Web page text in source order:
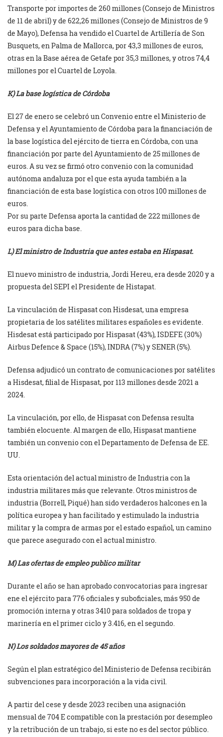
Transporte por importes de 260 millones (Consejo de Ministros
de 11 de abril) y de 622,26 millones (Consejo de Ministros de 9
de Mayo), Defensa ha vendido el Cuartel de Artillería de Son
Busquets, en Palma de Mallorca, por 43,3 millones de euros,
otras en la Base aérea de Getafe por 35,3 millones, y otros 74,4
millones por el Cuartel de Loyola.
K) La base logística de Córdoba
El 27 de enero se celebró un Convenio entre el Ministerio de
Defensa y el Ayuntamiento de Córdoba para la financiación de
la base logística del ejército de tierra en Córdoba, con una
financiación por parte del Ayuntamiento de 25 millones de
euros. A su vez se firmó otro convenio con la comunidad
autónoma andaluza por el que esta ayuda también a la
financiación de esta base logística con otros 100 millones de
euros.
Por su parte Defensa aporta la cantidad de 222 millones de
euros para dicha base.
L) El ministro de Industria que antes estaba en Hispasat.
El nuevo ministro de industria, Jordi Hereu, era desde 2020 y a
propuesta del SEPI el Presidente de Histapat.
La vinculación de Hispasat con Hisdesat, una empresa
propietaria de los satélites militares españoles es evidente.
Hisdesat está participado por Hispasat (43%), ISDEFE (30%)
Airbus Defence & Space (15%), INDRA (7%) y SENER (5%).
Defensa adjudicó un contrato de comunicaciones por satélites
a Hisdesat, filial de Hispasat, por 113 millones desde 2021 a
2024.
La vinculación, por ello, de Hispasat con Defensa resulta
también elocuente. Al margen de ello, Hispasat mantiene
también un convenio con el Departamento de Defensa de EE.
UU.
Esta orientación del actual ministro de Industria con la
industria militares más que relevante. Otros ministros de
industria (Borrell, Piqué) han sido verdaderos halcones en la
política europea y han facilitado y estimulado la industria
militar y la compra de armas por el estado español, un camino
que parece asegurado con el actual ministro.
M) Las ofertas de empleo publico militar
Durante el año se han aprobado convocatorias para ingresar
ene el ejército para 776 oficiales y suboficiales, más 950 de
promoción interna y otras 3410 para soldados de tropa y
marinería en el primer ciclo y 3.416, en el segundo.
N) Los soldados mayores de 45 años
Según el plan estratégico del Ministerio de Defensa recibirán
subvenciones para incorporación a la vida civil.
A partir del cese y desde 2023 reciben una asignación
mensual de 704 E compatible con la prestación por desempleo
y la retribución de un trabajo, si este no es del sector público.